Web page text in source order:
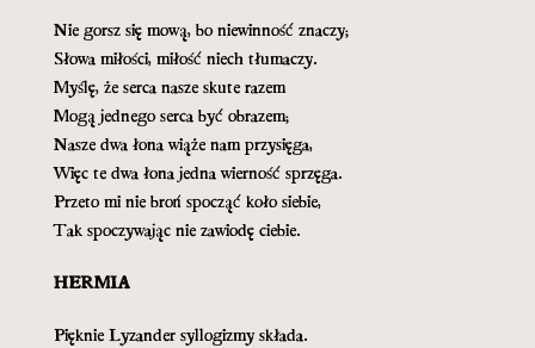
Nie gorsz się mową, bo niewinność znaczy;
Słowa miłości, miłość niech tłumaczy.
Myślę, że serca nasze skute razem
Mogą jednego serca być obrazem;
Nasze dwa łona wiąże nam przysięga,
Więc te dwa łona jedna wierność sprzęga.
Przeto mi nie broń spocząć koło siebie,
Tak spoczywając nie zawiodę ciebie.
HERMIA
Pięknie Lyzander syllogizmy składa.